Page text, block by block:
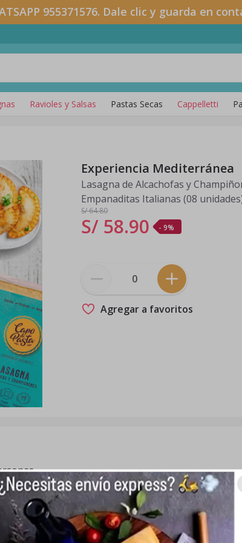
955371576. Dale clic y guarda en
Ravioles y Salsas Pastas Secas Cappelletti
Experiencia Mediterránea
Lasagna de Alcachofas y
Empanaditas Italianas (08
S/ 64.80
S/ 58.90 - 9%
Agregar a favoritos